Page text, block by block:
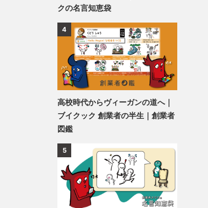
クの名言知恵袋
4
高校時代からヴィーガンの道へ｜
ブイクック 創業者の半生｜創業者
図鑑
5